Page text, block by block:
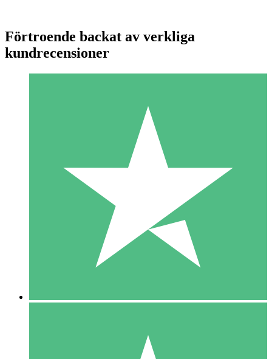
Individuella Kreditpaket
Betala per användning med nedladdningskrediter. Inget
1 Nedladdningar
10 00
10 Nedladdningar
00
Förtroende backat av verkliga
kundrecensioner